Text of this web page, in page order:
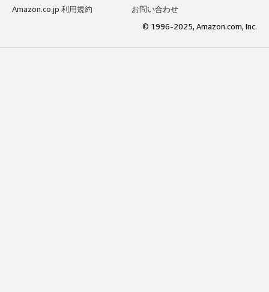
Amazon.co.jp 利用規約
お問い合わせ
© 1996-2025, Amazon.com, Inc.